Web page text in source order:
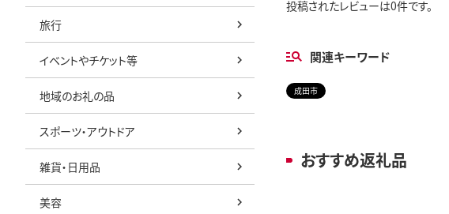
旅行
イベントやチケット等
地域のお礼の品
スポーツ・アウトドア
雑貨・日用品
美容
投稿されたレビューは0件です。
関連キーワード
成田市
おすすめ返礼品